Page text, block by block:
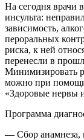
На сегодня врачи
инсульта:
зависимость,
пероральных
риска, к ней
перенесли в
Минимизировать
можно при
«Здоровые нервы
Программа
— Сбор анамнеза,